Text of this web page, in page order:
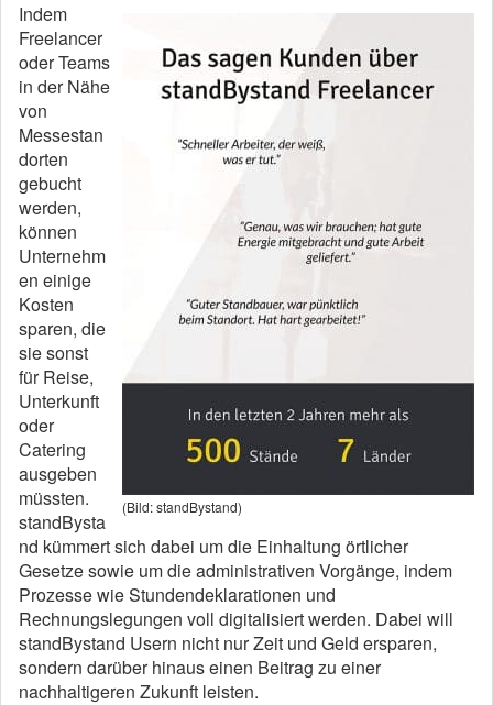
(Bild: standBystand)
Indem
Freelancer
oder Teams
in der Nähe
von
Messestan
dorten
gebucht
werden,
können
Unternehm
en einige
Kosten
sparen, die
sie sonst
für Reise,
Unterkunft
oder
Catering
ausgeben
müssten.
standBysta
nd kümmert sich dabei um die Einhaltung örtlicher
Gesetze sowie um die administrativen Vorgänge, indem
Prozesse wie Stundendeklarationen und
Rechnungslegungen voll digitalisiert werden. Dabei will
standBystand Usern nicht nur Zeit und Geld ersparen,
sondern darüber hinaus einen Beitrag zu einer
nachhaltigeren Zukunft leisten.